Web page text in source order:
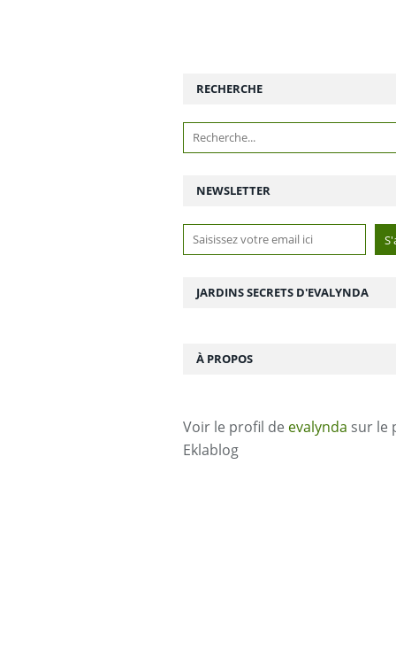
NEWSLETTER
RECHERCHE
JARDINS SECRETS D'EVALYNDA
À PROPOS
Voir le profil de evalynda sur le
Eklablog